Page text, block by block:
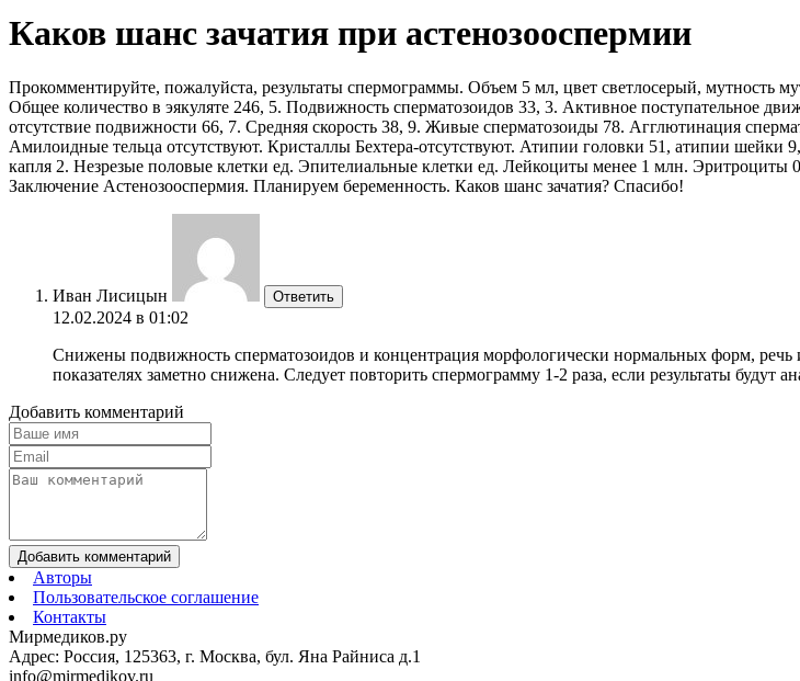
Каков шанс зачатия при астенозооспермии
Прокомментируйте, пожалуйста, результаты спермограммы. Объем 5 мл, цвет светлосерый, мутность
Общее количество в эякуляте 246, 5. Подвижность сперматозоидов 33, 3. Активное поступательное
отсутствие подвижности 66, 7. Средняя скорость 38, 9. Живые сперматозоиды 78. Агглютинация
Амилоидные тельца отсутствуют. Кристаллы Бехтера-отсутствуют. Атипии головки 51, атипии
капля 2. Незрезые половые клетки ед. Эпителиальные клетки ед. Лейкоциты менее 1 млн.
Заключение Астенозооспермия. Планируем беременность. Каков шанс зачатия? Спасибо!
Иван Лисицын Ответить
12.02.2024 в 01:02
Снижены подвижность сперматозоидов и концентрация морфологически нормальных форм, речь
показателях заметно снижена. Следует повторить спермограмму 1-2 раза, если результаты будут
Добавить комментарий
Добавить комментарий
Авторы
Пользовательское соглашение
Контакты
Мирмедиков.ру
Адрес: Россия, 125363, г. Москва, бул. Яна Райниса д.1
info@mirmedikov.ru